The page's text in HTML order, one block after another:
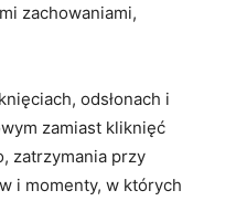
zachowaniami,
odsłonach i
zamiast kliknięć
zatrzymania przy
i momenty, w których